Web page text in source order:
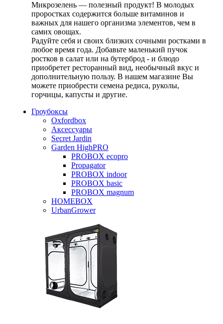
Микрозелень — полезный продукт! В молодых
проростках содержится больше витаминов и
важных для нашего организма элементов, чем в
самих овощах.
Радуйте себя и своих близких сочными ростками в
любое время года. Добавьте маленький пучок
ростков в салат или на бутерброд - и блюдо
приобретет ресторанный вид, необычный вкус и
дополнительную пользу. В нашем магазине Вы
можете приобрести семена редиса, руколы,
горчицы, капусты и другие.
Гроубоксы
Oxfordbox
Аксессуары
Secret Jardin
Garden HighPRO
PROBOX ecopro
Propagator
PROBOX indoor
PROBOX basic
PROBOX magnum
HOMEBOX
UrbanGrower